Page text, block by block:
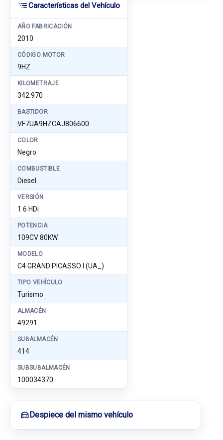
Características del Vehículo
AÑO FABRICACIÓN
2010
CÓDIGO MOTOR
9HZ
KILOMETRAJE
342.970
BASTIDOR
VF7UA9HZCAJ806600
COLOR
Negro
COMBUSTIBLE
Diesel
VERSIÓN
1.6 HDi
POTENCIA
109CV 80KW
MODELO
C4 GRAND PICASSO I (UA_)
TIPO VEHÍCULO
Turismo
ALMACÉN
49291
SUBALMACÉN
414
SUBSUBALMACÉN
100034370
Despiece del mismo vehículo